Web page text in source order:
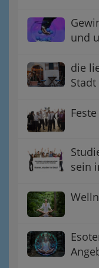
und
die
Stadt
sein